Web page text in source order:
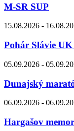
M-SR SUP
15.08.2026 -
Pohár Slávie
05.09.2026 -
Dunajský
06.09.2026 -
Hargašov